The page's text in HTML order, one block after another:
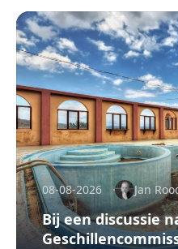
08-08-2026 Jan
Bij een discussie